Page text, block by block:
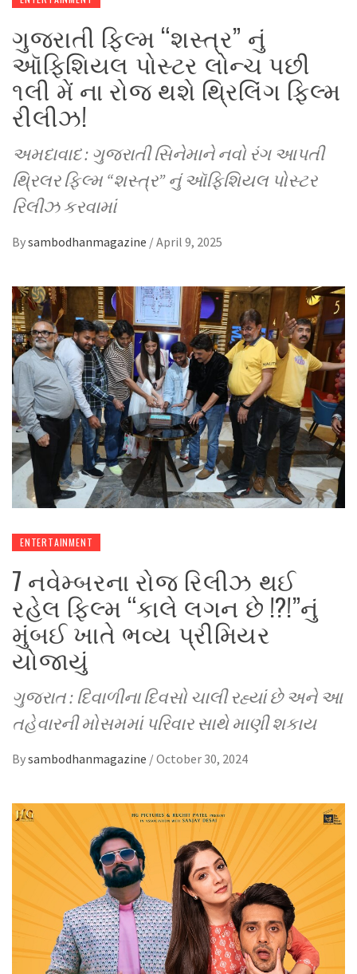
ગુજરાતી ફિલ્મ “શસ્ત્ર” નું
ઑફિશિયલ પોસ્ટર લોન્ચ પછી
૧લી મેં ના રોજ થશે થ્રિલિંગ ફિલ્મ
રીલીઝ!
અમદાવાદ : ગુજરાતી સિનેમાને નવો રંગ આપતી
થ્રિલર ફિલ્મ “શસ્ત્ર” નું ઑફિશિયલ પોસ્ટર
રિલીઝ કરવામાં
Bysambodhanmagazine /April 9, 2025
ENTERTAINMENT
7 નવેમ્બરના રોજ રિલીઝ થઈ
રહેલ ફિલ્મ “કાલે લગન છે !?!”નું
મુંબઈ ખાતે ભવ્ય પ્રીમિયર
યોજાયું
ગુજરાત : દિવાળીના દિવસો ચાલી રહ્યાં છે અને આ
તહેવારની મોસમમાં પરિવાર સાથે માણી શકાય
Bysambodhanmagazine /October 30, 2024